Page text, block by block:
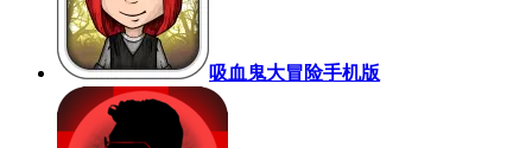
吸血鬼大冒险手机版